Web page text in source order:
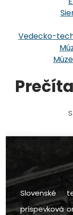
Vedecko-
Slovenské
príspevková